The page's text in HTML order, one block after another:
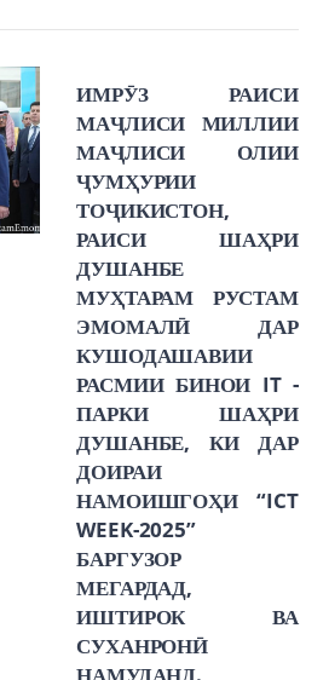
ИМРӮЗ РАИСИ
МАҶЛИСИ МИЛЛИИ
МАҶЛИСИ ОЛИИ
ҶУМҲУРИИ
ТОҶИКИСТОН,
РАИСИ ШАҲРИ
ДУШАНБЕ
МУҲТАРАМ РУСТАМ
ЭМОМАЛӢ ДАР
КУШОДАШАВИИ
РАСМИИ БИНОИ IT -
ПАРКИ ШАҲРИ
ДУШАНБЕ, КИ ДАР
ДОИРАИ
НАМОИШГОҲИ “ICT
WEEK-2025”
БАРГУЗОР
МЕГАРДАД,
ИШТИРОК ВА
СУХАНРОНӢ
НАМУДАНД.